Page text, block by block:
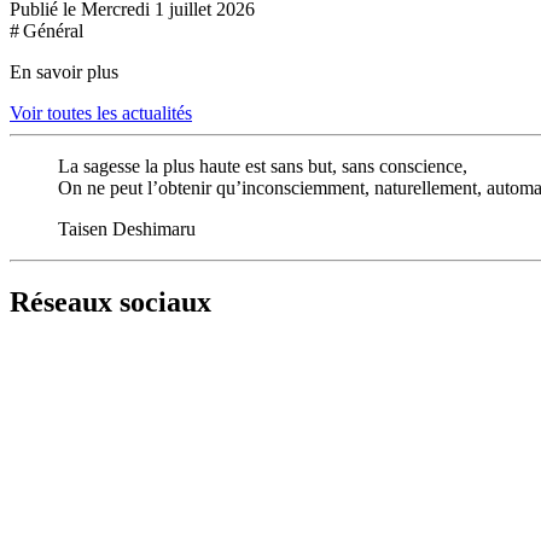
Publié le Mercredi 1 juillet 2026
# Général
En savoir plus
Voir toutes les actualités
La sagesse la plus haute est sans but, sans conscience,
On ne peut l’obtenir qu’inconsciemment, naturellement,
Taisen Deshimaru
Réseaux sociaux